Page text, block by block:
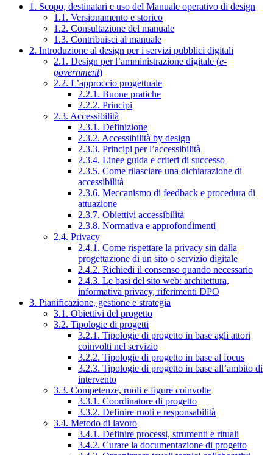
1. Scopo, destinatari e uso del Manuale operativo di design
1.1. Versionamento e storico
1.2. Consultazione del manuale
1.3. Contribuisci al manuale
2. Introduzione al design per i servizi pubblici digitali
2.1. Design per l’amministrazione digitale (e-
government)
2.2. L’approccio progettuale
2.2.1. Buone pratiche
2.2.2. Principi
2.3. Accessibilità
2.3.1. Definizione
2.3.2. Accessibilità by design
2.3.3. Principi per l’accessibilità
2.3.4. Linee guida e criteri di successo
2.3.5. Come rilasciare una dichiarazione di
accessibilità
2.3.6. Meccanismo di feedback e procedura di
attuazione
2.3.7. Obiettivi accessibilità
2.3.8. Normativa e approfondimenti
2.4. Privacy
2.4.1. Come rispettare la privacy sin dalla
progettazione di un sito o servizio digitale
2.4.2. Richiedi il consenso quando necessario
2.4.3. Le basi del sito web: architettura,
informativa privacy, riferimenti DPO
3. Pianificazione, gestione e strategia
3.1. Obiettivi del progetto
3.2. Tipologie di progetti
3.2.1. Tipologie di progetto in base agli attori
coinvolti nel servizio
3.2.2. Tipologie di progetto in base al focus
3.2.3. Tipologie di progetto in base all’ambito di
intervento
3.3. Competenze, ruoli e figure coinvolte
3.3.1. Coordinatore di progetto
3.3.2. Definire ruoli e responsabilità
3.4. Metodo di lavoro
3.4.1. Definire processi, strumenti e rituali
3.4.2. Curare la documentazione di progetto